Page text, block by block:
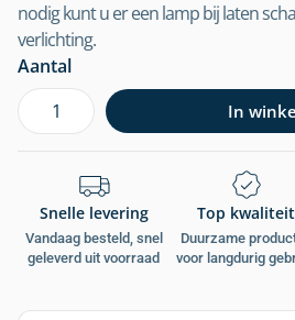
nodig kunt u er een lamp bij laten
verlichting.
Aantal
In
Snelle levering
Vandaag besteld, snel
geleverd uit voorraad
Top kwaliteit
Duurzame
voor langdurig